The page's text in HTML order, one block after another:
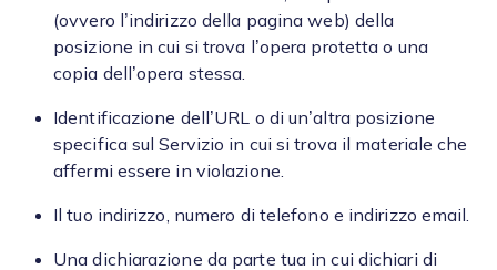
(ovvero l’indirizzo della pagina web) della
posizione in cui si trova l’opera protetta o una
copia dell’opera stessa.
Identificazione dell’URL o di un’altra posizione
specifica sul Servizio in cui si trova il materiale che
affermi essere in violazione.
Il tuo indirizzo, numero di telefono e indirizzo email.
Una dichiarazione da parte tua in cui dichiari di